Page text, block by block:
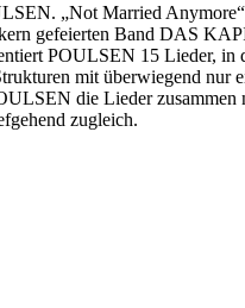
„Not Married
gefeierten Band DAS
POULSEN 15 Lieder,
mit überwiegend
die Lieder
zugleich.